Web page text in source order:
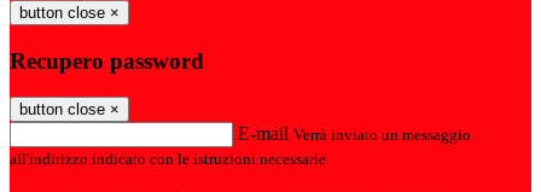
button close ×
Recupero password
button close ×
E-mail Verrà inviato un messaggio
all'indirizzo indicato con le istruzioni necessarie.